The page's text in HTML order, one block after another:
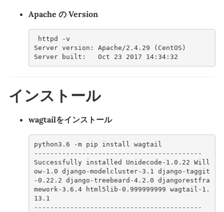
Apache の Version
httpd -v
Server version: Apache/2.4.29 (CentOS)
Server built:   Oct 23 2017 14:34:32
インストール
wagtailをインストール
python3.6 -m pip install wagtail
------------------------------------------
Successfully installed Unidecode-1.0.22 Will
ow-1.0 django-modelcluster-3.1 django-taggit
-0.22.2 django-treebeard-4.2.0 djangorestfra
mework-3.6.4 html5lib-0.999999999 wagtail-1.
13.1
------------------------------------------